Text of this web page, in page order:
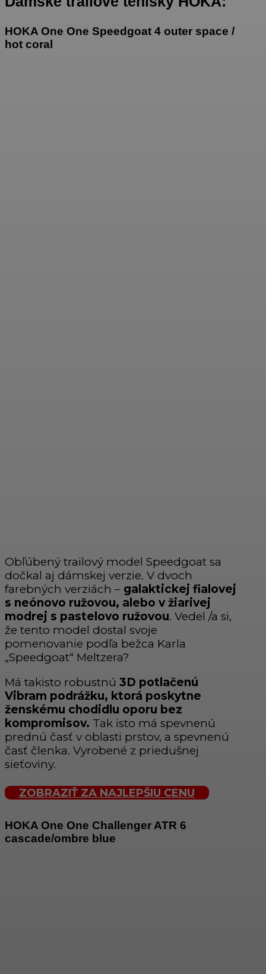
HOKA One One Speedgoat 4 outer space /
hot coral
Obľúbený trailový model Speedgoat sa
dočkal aj dámskej verzie. V dvoch
farebných verziách – galaktickej fialovej
s neónovo ružovou, alebo v žiarivej
modrej s pastelovo ružovou. Vedel /a si,
že tento model dostal svoje
pomenovanie podľa bežca Karla
„Speedgoat“ Meltzera?
Má takisto robustnú 3D potlačenú
Vibram podrážku, ktorá poskytne
ženskému chodidlu oporu bez
kompromisov. Tak isto má spevnenú
prednú časť v oblasti prstov, a spevnenú
časť členka. Vyrobené z priedušnej
sieťoviny.
ZOBRAZIŤ ZA NAJLEPŠIU CENU
HOKA One One Challenger ATR 6
cascade/ombre blue